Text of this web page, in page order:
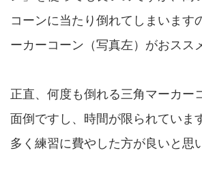
コーンに当たり倒れてしまいます
ーカーコーン（写真左）がおスス
正直、何度も倒れる三角マーカー
面倒ですし、時間が限られていま
多く練習に費やした方が良いと思